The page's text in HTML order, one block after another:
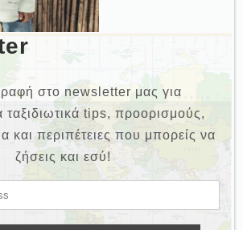
στο newsletter μας για
ταξιδιωτικά tips, προορισμούς,
και περιπέτειες που μπορείς να
ζήσεις και εσύ!